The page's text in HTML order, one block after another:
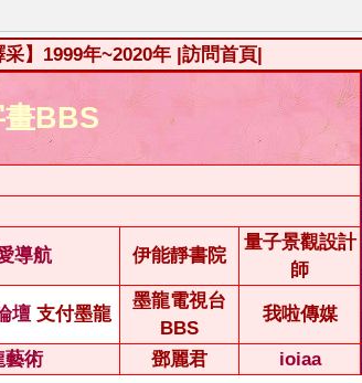
采】1999年~2020年 |訪問首頁|
BBS
導航 伊能靜書院
量子景觀設計
師
壇 支付墨龍
墨龍電視台
BBS
我啦傳媒
藝術 鄧麗君 ioiaa